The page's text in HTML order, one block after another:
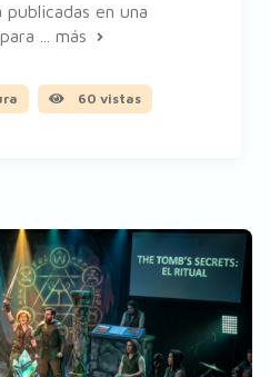
en una
... más
60 vistas